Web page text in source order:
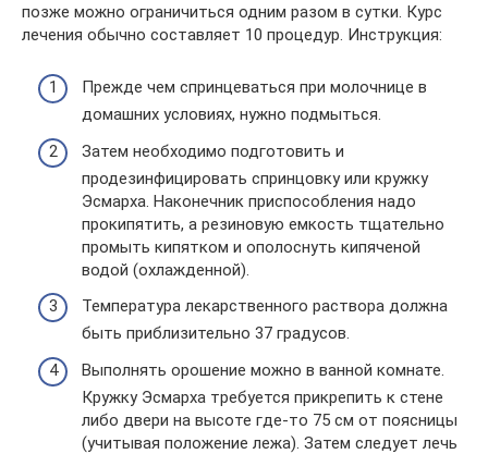
позже можно ограничиться одним разом в сутки. Курс
лечения обычно составляет 10 процедур. Инструкция:
Прежде чем спринцеваться при молочнице в
домашних условиях, нужно подмыться.
Затем необходимо подготовить и
продезинфицировать спринцовку или кружку
Эсмарха. Наконечник приспособления надо
прокипятить, а резиновую емкость тщательно
промыть кипятком и ополоснуть кипяченой
водой (охлажденной).
Температура лекарственного раствора должна
быть приблизительно 37 градусов.
Выполнять орошение можно в ванной комнате.
Кружку Эсмарха требуется прикрепить к стене
либо двери на высоте где-то 75 см от поясницы
(учитывая положение лежа). Затем следует лечь